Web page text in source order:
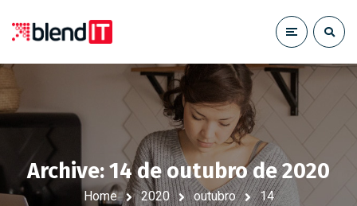
Archive: 14 de outubro de 2020
Home 2020 outubro 14